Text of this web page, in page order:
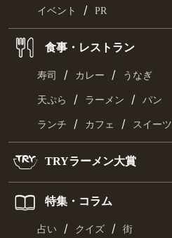
イベント / PR
食事・レストラン
寿司 / カレー / うなぎ
天ぷら / ラーメン / パン
ランチ / カフェ / スイーツ
TRYラーメン大賞
特集・コラム
占い / クイズ / 街